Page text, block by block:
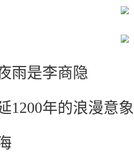
雨是李商隐
1200年的浪漫意象